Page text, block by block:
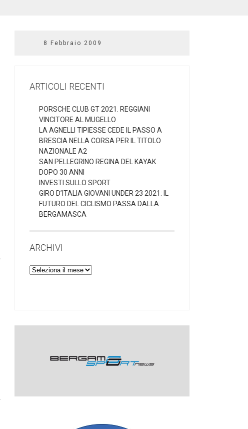
8 Febbraio 2009
ARTICOLI RECENTI
PORSCHE CLUB GT 2021. REGGIANI
VINCITORE AL MUGELLO
LA AGNELLI TIPIESSE CEDE IL PASSO A
BRESCIA NELLA CORSA PER IL TITOLO
NAZIONALE A2
SAN PELLEGRINO REGINA DEL KAYAK
DOPO 30 ANNI
INVESTI SULLO SPORT
GIRO D’ITALIA GIOVANI UNDER 23 2021: IL
FUTURO DEL CICLISMO PASSA DALLA
BERGAMASCA
ARCHIVI
Archivi